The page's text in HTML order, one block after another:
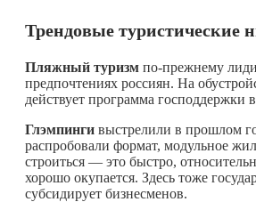
Трендовые туристические
Пляжный туризм по-прежнему
предпочтениях россиян. На
действует программа господдержки
Глэмпинги выстрелили в прошлом
распробовали формат, модульное
строиться — это быстро,
хорошо окупается. Здесь тоже
субсидирует бизнесменов.